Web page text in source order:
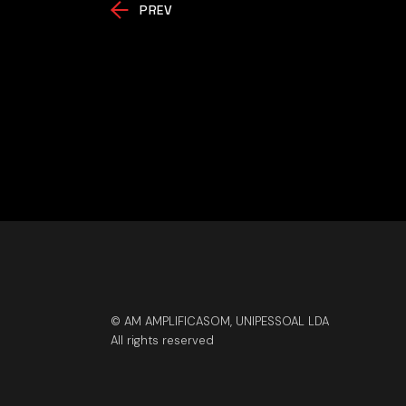
PREV
© AM AMPLIFICASOM, UNIPESSOAL LDA
All rights reserved